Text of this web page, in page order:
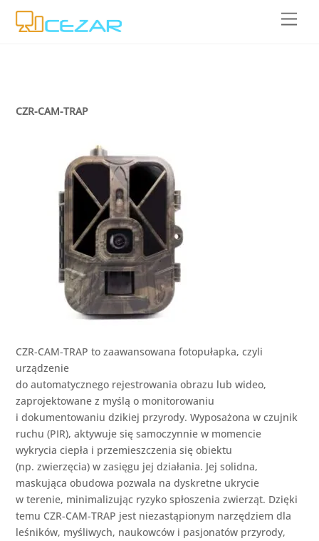
Skip
CZR-CAM-TRAP
CZR-CAM-TRAP to zaawansowana fotopułapka, czyli
urządzenie
do automatycznego rejestrowania obrazu lub wideo,
zaprojektowane z myślą o monitorowaniu
i dokumentowaniu dzikiej przyrody. Wyposażona w czujnik
ruchu (PIR), aktywuje się samoczynnie w momencie
wykrycia ciepła i przemieszczenia się obiektu
(np. zwierzęcia) w zasięgu jej działania. Jej solidna,
maskująca obudowa pozwala na dyskretne ukrycie
w terenie, minimalizując ryzyko spłoszenia zwierząt. Dzięki
temu CZR-CAM-TRAP jest niezastąpionym narzędziem dla
leśników, myśliwych, naukowców i pasjonatów przyrody,